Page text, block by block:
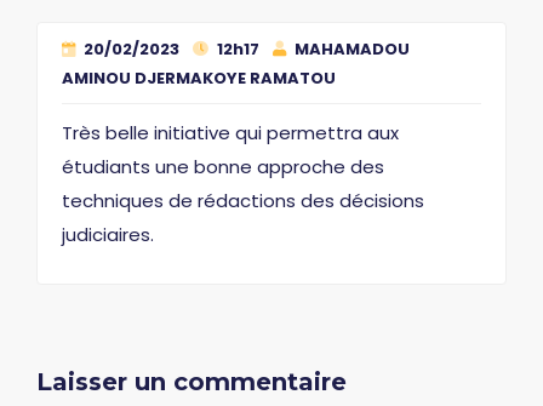
20/02/2023 12h17
MAHAMADOU
AMINOU DJERMAKOYE RAMATOU
Très belle initiative qui permettra aux
étudiants une bonne approche des
techniques de rédactions des décisions
judiciaires.
Laisser un commentaire